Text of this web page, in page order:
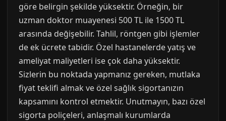
göre belirgin şekilde yüksektir. Örneğin, bir
uzman doktor muayenesi 500 TL ile 1500 TL
arasında değişebilir. Tahlil, röntgen gibi işlemler
de ek ücrete tabidir. Özel hastanelerde yatış ve
ameliyat maliyetleri ise çok daha yüksektir.
Sizlerin bu noktada yapmanız gereken, mutlaka
fiyat teklifi almak ve özel sağlık sigortanızın
kapsamını kontrol etmektir. Unutmayın, bazı özel
sigorta poliçeleri, anlaşmalı kurumlarda